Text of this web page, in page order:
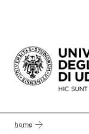
Passa al
home